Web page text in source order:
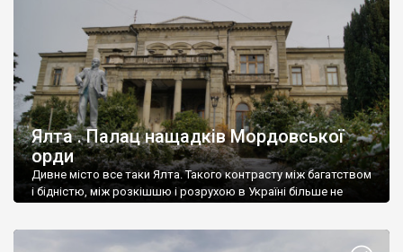
Ялта . Палац нащадків Мордовської
орди
Дивне місто все таки Ялта. Такого контрасту між багатством
і бідністю, між розкішшю і розрухою в Україні більше не